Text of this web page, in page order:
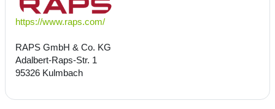
https://www.raps.com/
RAPS GmbH & Co. KG
Adalbert-Raps-Str. 1
95326 Kulmbach